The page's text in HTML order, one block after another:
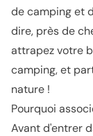
de camping et
dire, près de
attrapez votre
camping, et
nature !
Pourquoi
Avant d'entrer